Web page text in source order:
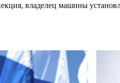
владелец машины